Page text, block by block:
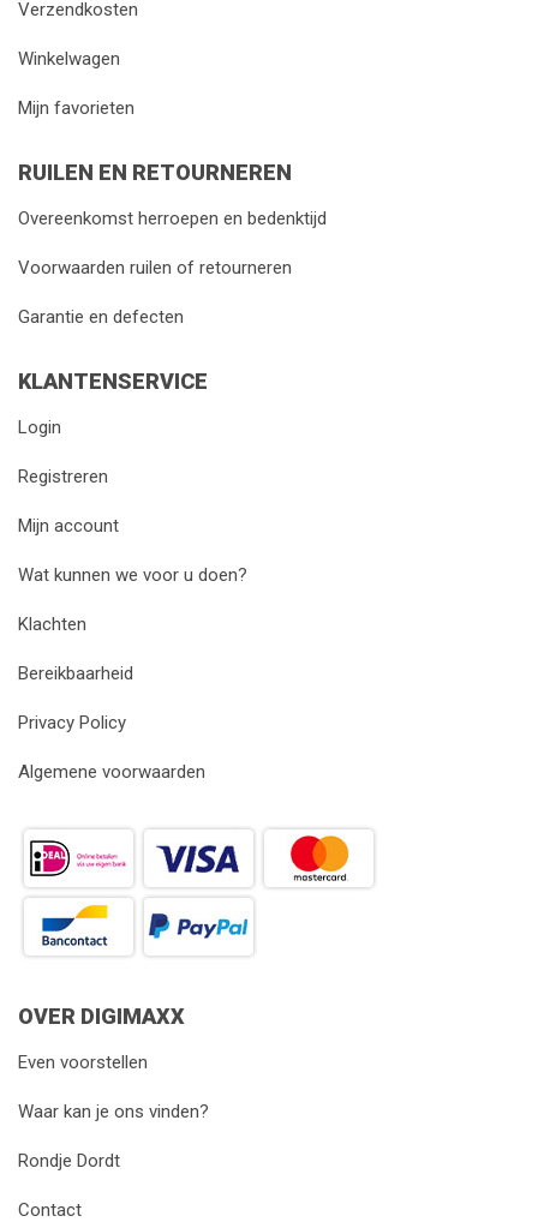
Verzendkosten
Winkelwagen
Mijn favorieten
RUILEN EN RETOURNEREN
Overeenkomst herroepen en bedenktijd
Voorwaarden ruilen of retourneren
Garantie en defecten
KLANTENSERVICE
Login
Registreren
Mijn account
Wat kunnen we voor u doen?
Klachten
Bereikbaarheid
Privacy Policy
Algemene voorwaarden
OVER DIGIMAXX
Even voorstellen
Waar kan je ons vinden?
Rondje Dordt
Contact